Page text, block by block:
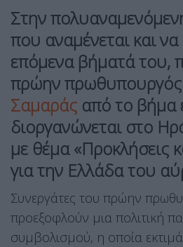
Στην
που αναμένεται και να
επόμενα βήματά του,
πρώην πρωθυπουργός
Σαμαράς από το βήμα
διοργανώνεται στο
με θέμα «Προκλήσεις
για την Ελλάδα του
Συνεργάτες του πρώην
προεξοφλούν μια πολιτική
συμβολισμού, η οποία